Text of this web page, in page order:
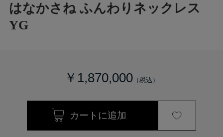
はなかさね ふんわりネックレス
YG
￥1,870,000